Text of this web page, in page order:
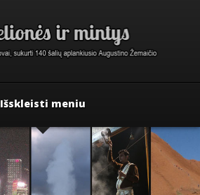
Išskleisti meniu